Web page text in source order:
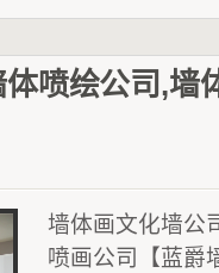
喷绘公司,墙
墙体画文化墙公
喷画公司【蓝爵